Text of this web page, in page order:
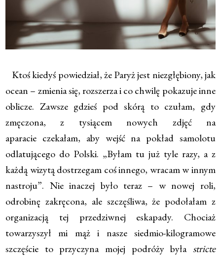
Ktoś kiedyś powiedział, że Paryż jest niezgłębiony, jak
ocean – zmienia się, rozszerza i co chwilę pokazuje inne
oblicze. Zawsze gdzieś pod skórą to czułam, gdy
zmęczona, z tysiącem nowych zdjęć na
aparacie czekałam, aby wejść na pokład samolotu
odlatującego do Polski. „Byłam tu już tyle razy, a z
każdą wizytą dostrzegam coś innego, wracam w innym
nastroju”. Nie inaczej było teraz – w nowej roli,
odrobinę zakręcona, ale szczęśliwa, że podołałam z
organizacją tej przedziwnej eskapady. Chociaż
towarzyszył mi mąż i nasze siedmio-kilogramowe
szczęście to przyczyna mojej podróży była stricte